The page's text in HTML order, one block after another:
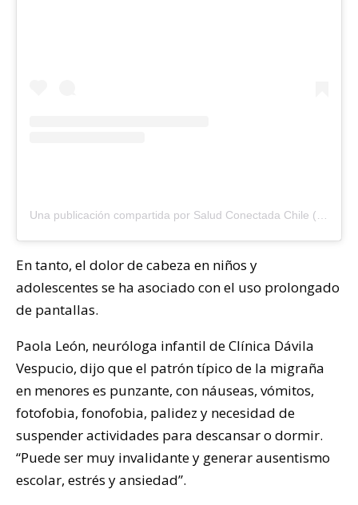
En tanto, el dolor de cabeza en niños y
adolescentes se ha asociado con el uso prolongado
de pantallas.
Paola León, neuróloga infantil de Clínica Dávila
Vespucio, dijo que el patrón típico de la migraña
en menores es punzante, con náuseas, vómitos,
fotofobia, fonofobia, palidez y necesidad de
suspender actividades para descansar o dormir.
“Puede ser muy invalidante y generar ausentismo
escolar, estrés y ansiedad”.